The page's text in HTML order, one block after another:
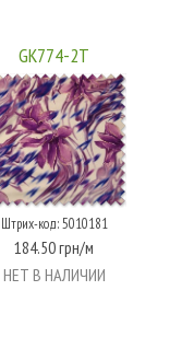
GK774-2T
Штрих-код: 5010181
184.50 грн/м
НЕТ В НАЛИЧИИ